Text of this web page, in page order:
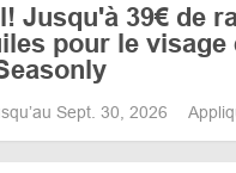
Jusqu'à 39€ de
pour le visage
Sept. 30, 2026